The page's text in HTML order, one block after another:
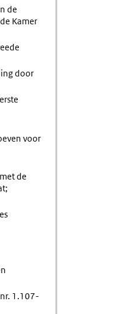
de
Kamer
door
voor
de
1.107-